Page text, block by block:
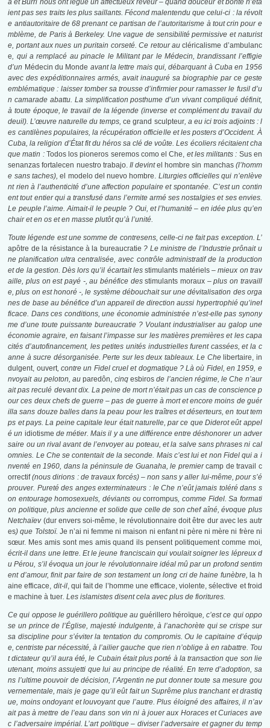
a et Burri nous ont légué un affectueux rêveur – quand douceur et bonté n’éta
ient pas ses traits les plus saillants. Fécond malentendu que celui-ci : la révolt
e antiautoritaire de 68 prenant ce partisan de l’autoritarisme à tout crin pour e
mblème, de Paris à Berkeley. Une vague de sensibilité permissive et naturist
e, portant aux nues un puritain corseté. Ce retour aucléricalisme d’ambulanc
e, qui a remplacé au pinacle le Militant par le Médecin, brandissant l’effigie
d’un Médecin du Monde avant la lettre mais qui, débarquant à Cuba en 1956
avec des expéditionnaires armés, avait inauguré sa biographie par ce geste
emblématique : laisser tomber sa trousse d’infirmier pour ramasser le fusil d’u
n camarade abattu. La simplification posthume d’un vivant compliqué définit,
à toute époque, le travail de la légende (inverse et complément du travail du
deuil). L’œuvre naturelle du temps,ce grand sculpteur, a eu ici trois adjoints : l
es cantilènes populaires, la récupération officielle et les posters d’Occident. À
Cuba, la religion d’État fit du héros sa clé de voûte. Les écoliers récitaient cha
que matin : Todos los pioneros seremos como el Che, et les militants : Sus en
senanzas fortalecen nuestro trabajo. Il devintel hombre sin manchas (l’homm
e sans taches),el modelo del nuevo hombre. Liturgies officielles qui n’enlève
nt rien à l’authenticité d’une affection populaire et spontanée. C’est un contin
ent tout entier qui a transfusé dans l’ermite armé ses nostalgies et ses envies.
Le peuple l’aime. Aimait-il le peuple ? Oui, et l’humanité – en idée plus qu’en
chair et en os et en masse plutôt qu’à l’unité.
Toute légende est une somme de contresens, celle-ci ne fait pas exception. L’
apôtre de la résistance à la bureaucratie ? Le ministre de l’Industrie prônait u
ne planification ultra centralisée, avec contrôle administratif de la production
et de la gestion. Dès lors qu’il écartait les stimulants matériels – mieux on trav
aille, plus on est payé -, au bénéfice desstimulants moraux – plus on travaill
e, plus on est honoré -, le système débouchait sur une dévitalisation des orga
nes de base au bénéfice d’un appareil de direction aussi hypertrophié qu’inef
ficace. Dans ces conditions, une économie administrée n’est-elle pas synony
me d’une toute puissante bureaucratie ? Voulant industrialiser au galop une
économie agraire, en faisant l’impasse sur les matières premières et les capa
cités d’autofinancement, les petites unités industrielles furent cassées, et la c
anne à sucre désorganisée. Perte sur les deux tableaux. Le Che libertaire, in
dulgent, ouvert, contre un Fidel cruel et dogmatique ? Là où Fidel, en 1959, e
nvoyait au peloton, auparedôn, cinqesbirosde l’ancien régime, le Che n’aur
ait pas reculé devant dix. La peine de mort n’était pas un cas de conscience p
our ces deux chefs de guerre – pas de guerre à mort et encore moins de guér
illa sans douze balles dans la peau pour les traîtres et déserteurs, en tout tem
ps et pays. La peine capitale leur était naturelle, par ce que Diderot eût appel
é un idiotisme de métier. Mais il y a une différence entre déshonorer un adver
saire ou un rival avant de l’envoyer au poteau, et la salve sans phrases ni cal
omnies. Le Che se contentait de la seconde. Mais c’est lui et non Fidel qui a i
nventé en 1960, dans la péninsule de Guanaha, le premiercamp de travail c
orrectif(nous dirions : de travaux forcés) – non sans y aller lui-même, pour s’é
prouver. Pureté des anges exterminateurs : le Che n’eût jamais toléré dans s
on entourage homosexuels, déviants oucorrompus, comme Fidel. Sa formati
on politique, plus ancienne et solide que celle de son chef aîné, évoque plus
Netchaïev (dur envers soi-même, le révolutionnaire doit être dur avec les autr
es) que Tolstoï. Je n’ai ni femme ni maison ni enfant ni père ni mère ni frère ni
sœur. Mes amis sont mes amis quand ils pensent politiquement comme moi,
écrit-il dans une lettre. Et le jeune franciscain qui voulait soigner les lépreux d
u Pérou, s’il évoqua un jour le révolutionnaire idéal mû par un profond sentim
ent d’amour, finit par faire de son testament un long cri de haine funèbre, la h
aine efficace, dit-il, qui fait de l’homme une efficace, violente, sélective et froid
e machine à tuer. Les islamistes disent cela avec plus de fioritures.
Ce qui oppose le guérillero politique auguérillero héroïque, c’est ce qui oppo
se un prince de l’Église, majesté indulgente, à l’anachorète qui se crispe sur
sa discipline pour s’éviter la tentation du compromis. Ou le capitaine d’équip
e, centriste par nécessité, à l’ailier gauche que rien n’oblige à en rabattre. Tou
t dictateur qu’il aura été, le Cubain était plus porté à la transaction que son lie
utenant, moins assujetti que lui au principe de réalité. En terre d’adoption, sa
ns l’ultime pouvoir de décision, l’Argentin ne put donner toute sa mesure gou
vernementale, mais je gage qu’il eût fait un Suprême plus tranchant et drastiq
ue, moins ondoyant et louvoyant que l’autre. Plus éloigné des affaires, il n’av
ait pas à mettre de l’eau dans son vin ni à jouer aux Horaces et Curiaces ave
c l’adversaire impérial. L’art politique – diviser l’adversaire et gagner du temp